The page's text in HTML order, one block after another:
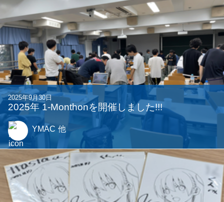
2025年9月30日
2025年 1-Monthonを開催しました!!!
YMAC 他